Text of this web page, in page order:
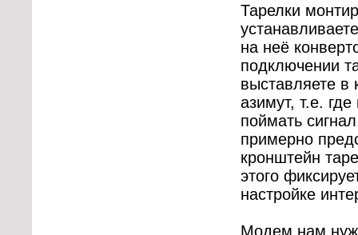
Тарелки
на неё
подключении
выставляете в
азимут, т.е.
поймать
примерно
кронштейн
этого
настройке
Модем нам